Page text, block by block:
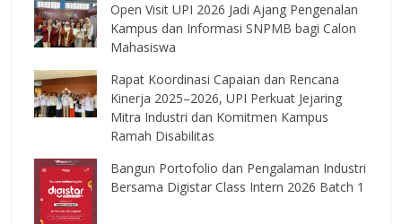
Open Visit UPI 2026 Jadi Ajang Pengenalan
Kampus dan Informasi SNPMB bagi Calon
Mahasiswa
Rapat Koordinasi Capaian dan Rencana
Kinerja 2025–2026, UPI Perkuat Jejaring
Mitra Industri dan Komitmen Kampus
Ramah Disabilitas
Bangun Portofolio dan Pengalaman Industri
Bersama Digistar Class Intern 2026 Batch 1